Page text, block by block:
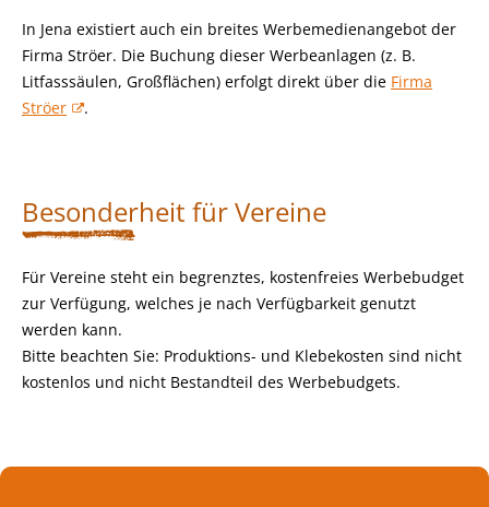
In Jena existiert auch ein breites Werbemedienangebot der
Firma Ströer. Die Buchung dieser Werbeanlagen (z. B.
Litfasssäulen, Großflächen) erfolgt direkt über die Firma
Ströer
.
Besonderheit für Vereine
Für Vereine steht ein begrenztes, kostenfreies Werbebudget
zur Verfügung, welches je nach Verfügbarkeit genutzt
werden kann.
Bitte beachten Sie: Produktions- und Klebekosten sind nicht
kostenlos und nicht Bestandteil des Werbebudgets.